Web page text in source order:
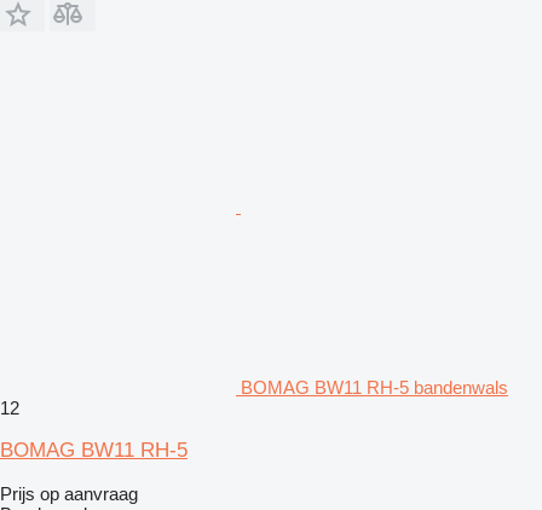
BOMAG BW11 RH-5 bandenwals
12
BOMAG BW11 RH-5
Prijs op aanvraag